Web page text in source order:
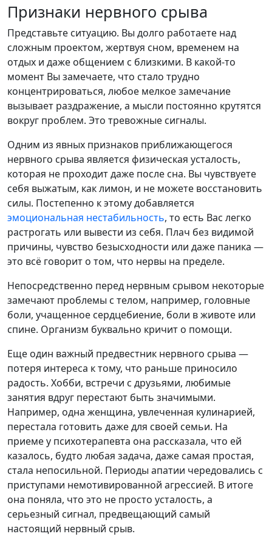
Признаки нервного срыва
Представьте ситуацию. Вы долго работаете над
сложным проектом, жертвуя сном, временем на
отдых и даже общением с близкими. В какой-то
момент Вы замечаете, что стало трудно
концентрироваться, любое мелкое замечание
вызывает раздражение, а мысли постоянно крутятся
вокруг проблем. Это тревожные сигналы.
Одним из явных признаков приближающегося
нервного срыва является физическая усталость,
которая не проходит даже после сна. Вы чувствуете
себя выжатым, как лимон, и не можете восстановить
силы. Постепенно к этому добавляется
эмоциональная нестабильность, то есть Вас легко
растрогать или вывести из себя. Плач без видимой
причины, чувство безысходности или даже паника —
это всё говорит о том, что нервы на пределе.
Непосредственно перед нервным срывом некоторые
замечают проблемы с телом, например, головные
боли, учащенное сердцебиение, боли в животе или
спине. Организм буквально кричит о помощи.
Еще один важный предвестник нервного срыва —
потеря интереса к тому, что раньше приносило
радость. Хобби, встречи с друзьями, любимые
занятия вдруг перестают быть значимыми.
Например, одна женщина, увлеченная кулинарией,
перестала готовить даже для своей семьи. На
приеме у психотерапевта она рассказала, что ей
казалось, будто любая задача, даже самая простая,
стала непосильной. Периоды апатии чередовались с
приступами немотивированной агрессией. В итоге
она поняла, что это не просто усталость, а
серьезный сигнал, предвещающий самый
настоящий нервный срыв.